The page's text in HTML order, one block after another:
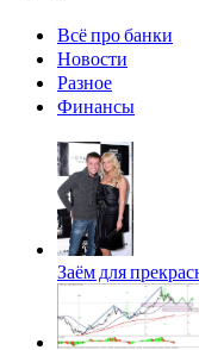
Всё про банки
Новости
Разное
Финансы
Заём для